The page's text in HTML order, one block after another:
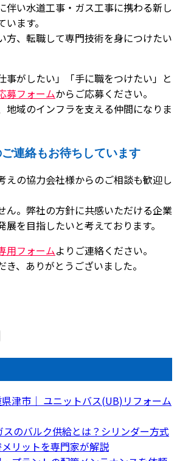
伴い水道工事・ガス工事に携わる新し
ます。
方、転職して専門技術を身につけたい
事がしたい」「手に職をつけたい」と
募フォームからご応募ください。
地域のインフラを支える仲間になりま
連絡もお待ちしています
えの協力会社様からのご相談も歓迎し
ん。弊社の方針に共感いただける企業
を目指したいと考えております。
用フォームよりご連絡ください。
、ありがとうございました。
津市｜ ユニットバス(UB)リフォーム
スのバルク供給とは？シリンダー方式
リットを専門家が解説